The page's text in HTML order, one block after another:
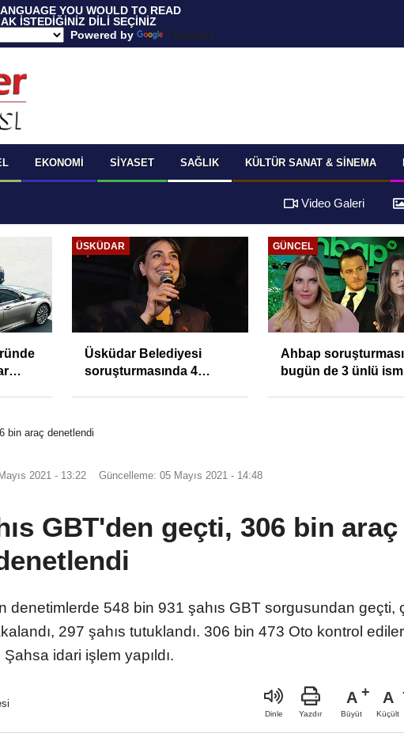
YOU WOULD TO READ
İSTEDİĞİNİZ DİLİ SEÇİNİZ
Powered by
Translate
EKONOMI SIYASET SAĞLIK KÜLTÜR SANAT & SINEMA
Video Galeri
ÜSKÜDAR
Üsküdar Belediyesi
soruşturmasında 4
GÜNCEL
Ahbap
bugün de 3 ünlü
bin araç denetlendi
2021 - 13:22 Güncelleme: 05 Mayıs 2021 - 14:48
GBT'den geçti, 306 bin araç
denetimlerde 548 bin 931 şahıs GBT sorgusundan geçti,
297 şahıs tutuklandı. 306 bin 473 Oto kontrol
idari işlem yapıldı.
Dinle Yazdır
A
Büyüt
A
Küçült